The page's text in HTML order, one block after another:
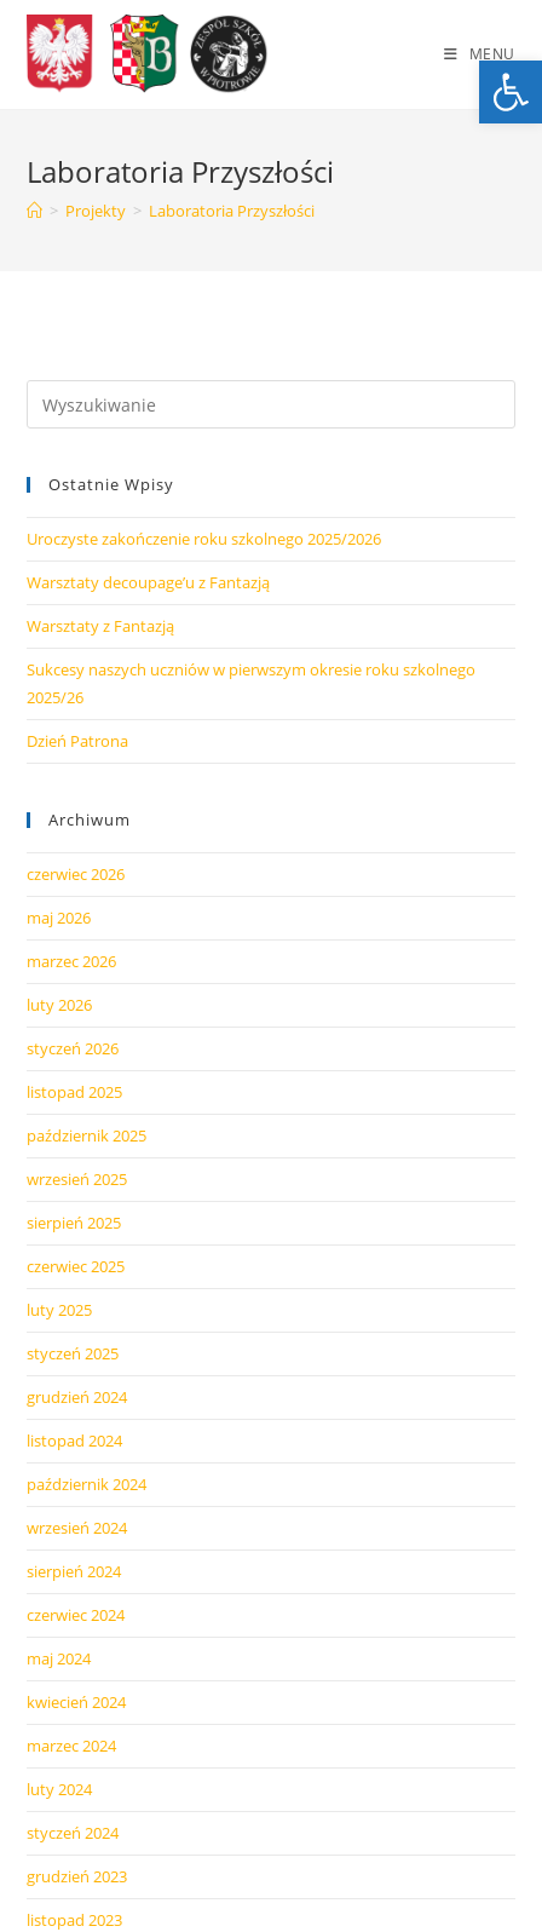
Skip
content
MENU
Laboratoria Przyszłości
> Projekty > Laboratoria Przyszłości
Ostatnie Wpisy
Uroczyste zakończenie roku szkolnego 2025/2026
Warsztaty decoupage’u z Fantazją
Warsztaty z Fantazją
Sukcesy naszych uczniów w pierwszym okresie roku szkolnego
2025/26
Dzień Patrona
Archiwum
czerwiec 2026
maj 2026
marzec 2026
luty 2026
styczeń 2026
listopad 2025
październik 2025
wrzesień 2025
sierpień 2025
czerwiec 2025
luty 2025
styczeń 2025
grudzień 2024
listopad 2024
październik 2024
wrzesień 2024
sierpień 2024
czerwiec 2024
maj 2024
kwiecień 2024
marzec 2024
luty 2024
styczeń 2024
grudzień 2023
listopad 2023